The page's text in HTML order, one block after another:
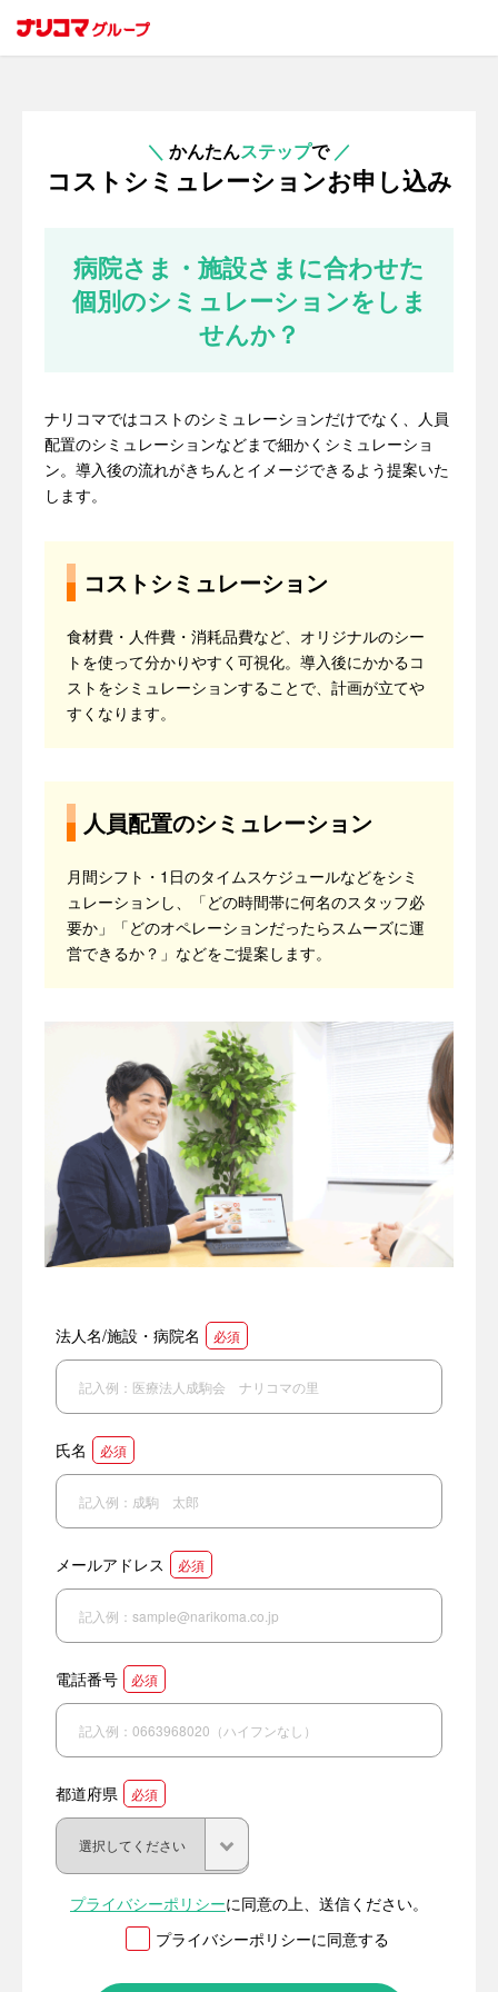
＼ かんたんステップで ／
コストシミュレーションお申し込み
病院さま・施設さまに合わせた
個別のシミュレーションをしま
せんか？
ナリコマではコストのシミュレーションだけでなく、人員
配置のシミュレーションなどまで細かくシミュレーショ
ン。導入後の流れがきちんとイメージできるよう提案いた
します。
コストシミュレーション
食材費・人件費・消耗品費など、オリジナルのシー
トを使って分かりやすく可視化。導入後にかかるコ
ストをシミュレーションすることで、計画が立てや
すくなります。
人員配置のシミュレーション
月間シフト・1日のタイムスケジュールなどをシミ
ュレーションし、「どの時間帯に何名のスタッフ必
要か」「どのオペレーションだったらスムーズに運
営できるか？」などをご提案します。
法人名/施設・病院名 必須
氏名 必須
メールアドレス 必須
電話番号 必須
都道府県 必須
プライバシーポリシーに同意の上、送信ください。
プライバシーポリシーに同意する